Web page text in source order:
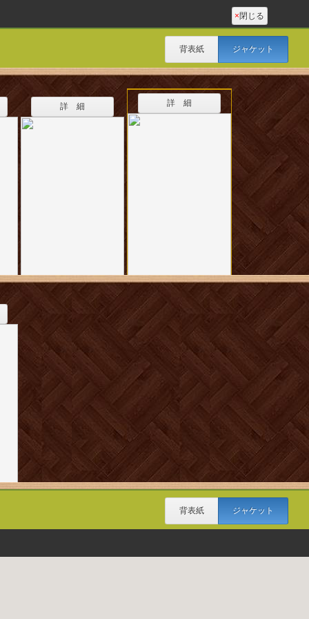
×閉じる
背表紙 ジャケット
詳 細 詳 細
背表紙 ジャケット